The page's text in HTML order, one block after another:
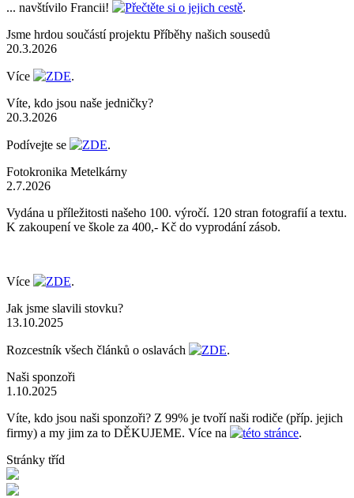
... navštívilo Francii! Přečtěte si o jejich cestě.
Jsme hrdou součástí projektu Příběhy našich sousedů
20.3.2026
Více ZDE.
Víte, kdo jsou naše jedničky?
20.3.2026
Podívejte se ZDE.
Fotokronika Metelkárny
2.7.2026
Vydána u příležitosti našeho 100. výročí. 120 stran fotografií a textu.
K zakoupení ve škole za 400,- Kč do vyprodání zásob.
Více ZDE.
Jak jsme slavili stovku?
13.10.2025
Rozcestník všech článků o oslavách ZDE.
Naši sponzoři
1.10.2025
Víte, kdo jsou naši sponzoři? Z 99% je tvoří naši rodiče (příp. jejich
firmy) a my jim za to DĚKUJEME. Více na
této stránce.
Stránky tříd